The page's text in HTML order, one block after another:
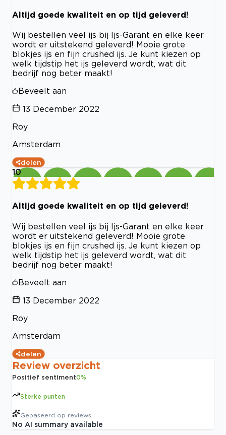
Altijd goede kwaliteit en op tijd geleverd!
Wij bestellen veel ijs bij Ijs-Garant en elke keer
wordt er uitstekend geleverd! Mooie grote
blokjes ijs en fijn crushed ijs. Je kunt kiezen op
welk tijdstip het ijs geleverd wordt, wat dit
bedrijf nog beter maakt!
Beveelt aan
13 December 2022
Roy
Amsterdam
delen
10
Altijd goede kwaliteit en op tijd geleverd!
Wij bestellen veel ijs bij Ijs-Garant en elke keer
wordt er uitstekend geleverd! Mooie grote
blokjes ijs en fijn crushed ijs. Je kunt kiezen op
welk tijdstip het ijs geleverd wordt, wat dit
bedrijf nog beter maakt!
Beveelt aan
13 December 2022
Roy
Amsterdam
delen
Review overzicht
Positief sentiment0%
Sterke punten
Gebaseerd op reviews
No AI summary available